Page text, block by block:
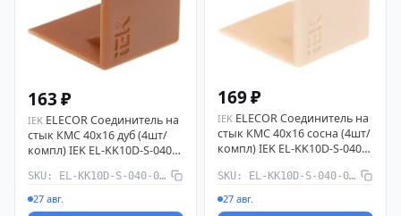
163 ₽
IEK ELECOR Соединитель на
стык КМС 40х16 дуб (4шт/
компл) IEK EL-KK10D-S-040-
SKU: EL-KK10D-S-040-016-K11
27 авг.
169 ₽
IEK ELECOR Соединитель на
стык КМС 40х16 сосна (4шт/
компл) IEK EL-KK10D-S-040-
SKU: EL-KK10D-S-040-016-K34
27 авг.